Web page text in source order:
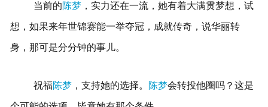
当前的陈梦 ，实力还在一流，她有着大满贯梦想，试
想，如果来年世锦赛能一举夺冠，成就传奇，说华丽转
身，那可是分分钟的事儿。
祝福陈梦 ，支持她的选择。 陈梦会转投他圈吗？这是